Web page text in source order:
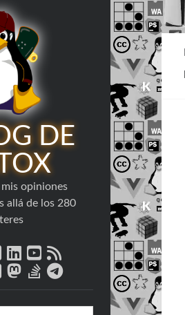
DE
opiniones
allá de los 280
facebook
linkedin
youtube
rss
githubmastodon
stack-
overflow
telegram